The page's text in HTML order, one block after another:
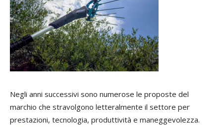
Negli anni successivi sono numerose le proposte del
marchio che stravolgono letteralmente il settore per
prestazioni, tecnologia, produttività e maneggevolezza.